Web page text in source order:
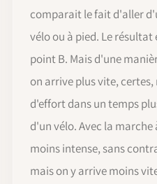
comparait le fait d'aller
vélo ou à pied. Le résultat
point B. Mais d'une
on arrive plus vite,
d'effort dans un temps
d'un vélo. Avec la
moins intense, sans
mais on y arrive moins